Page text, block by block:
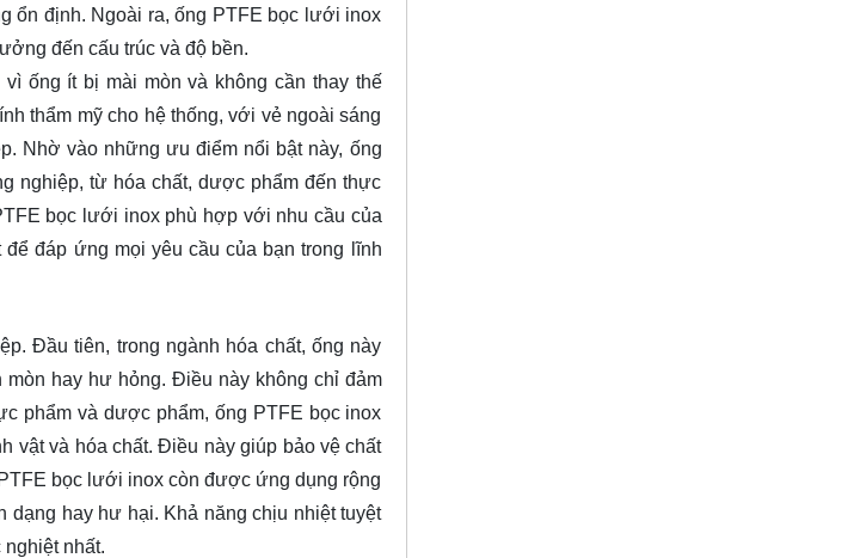
ổn định. Ngoài ra, ống PTFE bọc lưới inox
đến cấu trúc và độ bền.
ống ít bị mài mòn và không cần thay thế
thẩm mỹ cho hệ thống, với vẻ ngoài sáng
Nhờ vào những ưu điểm nổi bật này, ống
nghiệp, từ hóa chất, dược phẩm đến thực
bọc lưới inox phù hợp với nhu cầu của
đáp ứng mọi yêu cầu của bạn trong lĩnh
Đầu tiên, trong ngành hóa chất, ống này
hay hư hỏng. Điều này không chỉ đảm
phẩm và dược phẩm, ống PTFE bọc inox
vật và hóa chất. Điều này giúp bảo vệ chất
bọc lưới inox còn được ứng dụng rộng
dạng hay hư hại. Khả năng chịu nhiệt tuyệt
nhất.